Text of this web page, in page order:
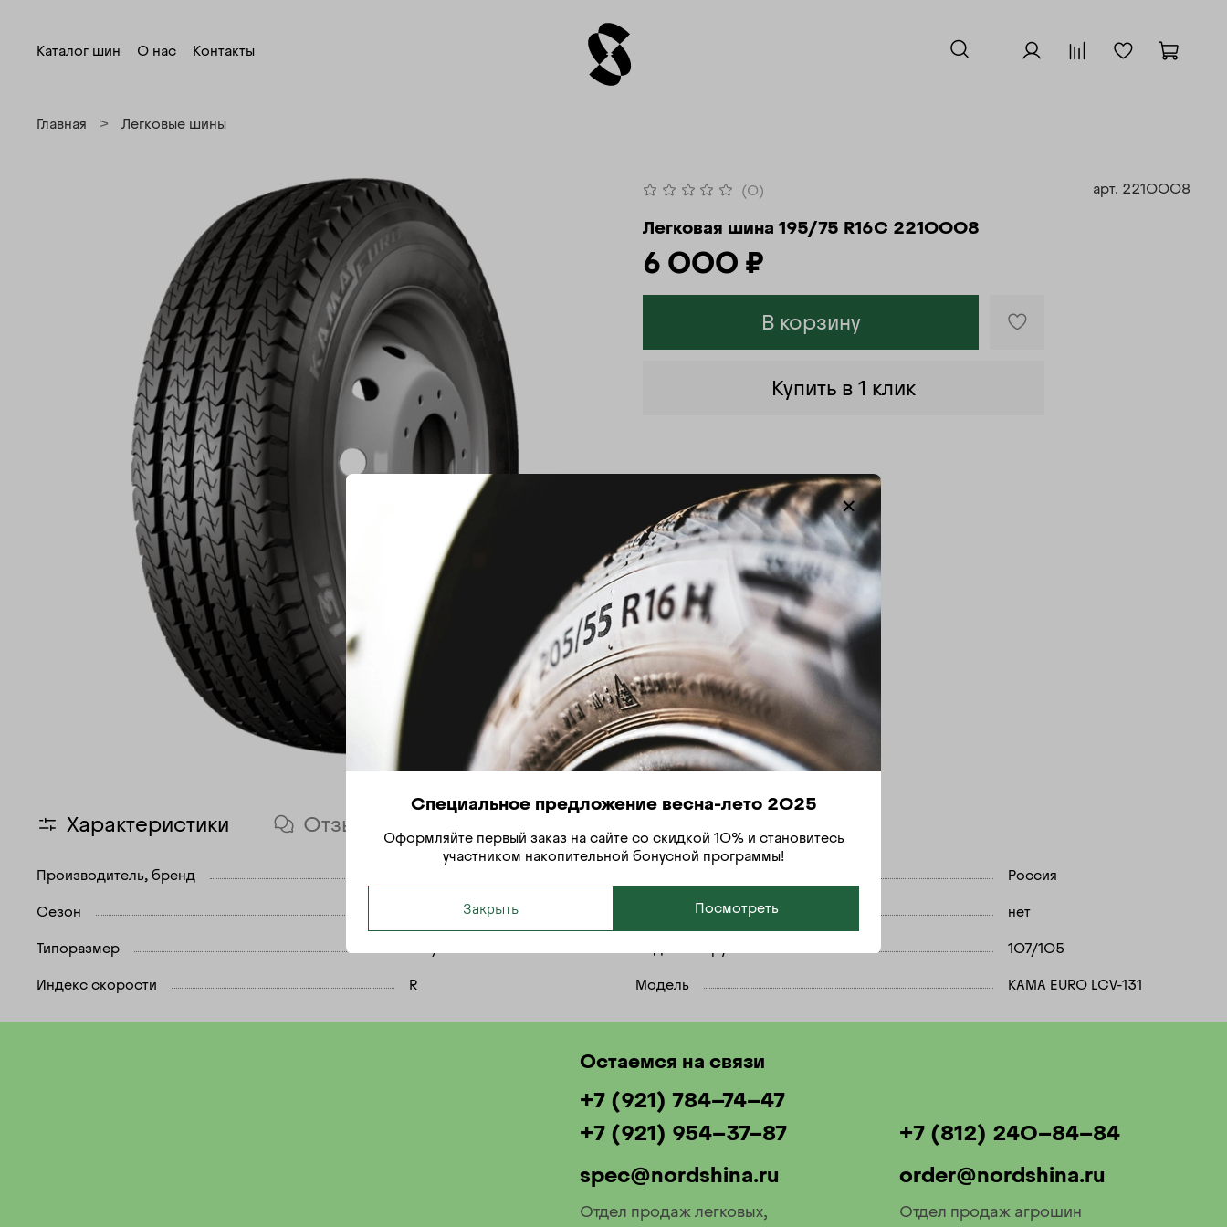
Каталог шин О нас Контакты
Главная Легковые шины
(0) арт. 2210008
Легковая шина 195/75 R16С 2210008
6 000 ₽
В корзину
Купить в 1 клик
Характеристики Отзывы
Производитель, бренд Россия
Сезон нет
Типоразмер 107/105
Индекс скорости R Модель КАМА EURO LCV-131
Остаемся на связи
+7 (921) 784-74-47
+7 (921) 954-37-87
spec@nordshina.ru
Отдел продаж легковых,
+7 (812) 240-84-84
order@nordshina.ru
Отдел продаж агрошин
Специальное предложение весна-лето 2025
Оформляйте первый заказ на сайте со скидкой 10% и становитесь
участником накопительной бонусной программы!
Закрыть Посмотреть